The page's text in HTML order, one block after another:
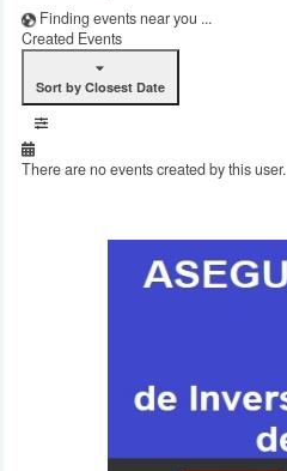
Finding events near you ...
Created Events
Sort by Closest Date
There are no events created by this user.